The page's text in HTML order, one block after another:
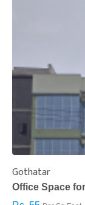
Gothatar
Office Space